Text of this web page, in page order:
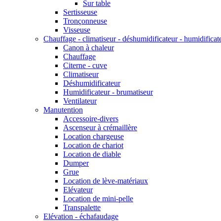
Sur table
Sertisseuse
Tronçonneuse
Visseuse
Chauffage - climatiseur - déshumidificateur -
Canon à chaleur
Chauffage
Citerne - cuve
Climatiseur
Déshumidificateur
Humidificateur - brumatiseur
Ventilateur
Manutention
Accessoire-divers
Ascenseur à crémaillère
Location chargeuse
Location de chariot
Location de diable
Dumper
Grue
Location de lève-matériaux
Elévateur
Location de mini-pelle
Transpalette
Elévation - échafaudage